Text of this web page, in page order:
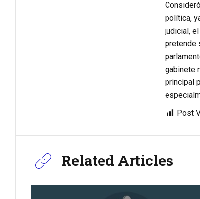
política,
judicial,
pretende
gabinete
principal
Post
Related Articles